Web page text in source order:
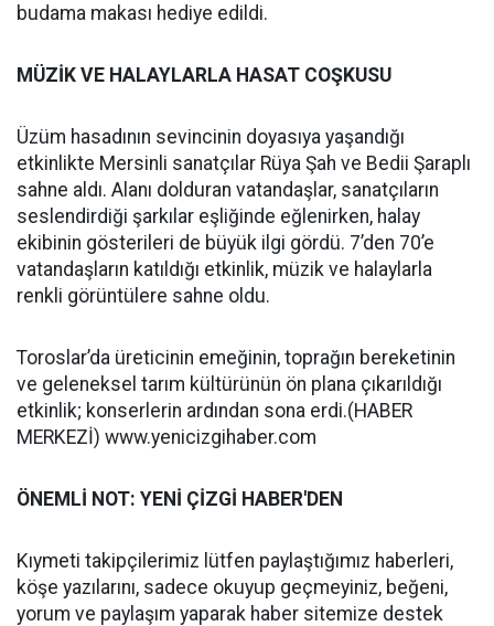
budama makası hediye edildi.
MÜZİK VE HALAYLARLA HASAT COŞKUSU
Üzüm hasadının sevincinin doyasıya yaşandığı
etkinlikte Mersinli sanatçılar Rüya Şah ve Bedii Şaraplı
sahne aldı. Alanı dolduran vatandaşlar, sanatçıların
seslendirdiği şarkılar eşliğinde eğlenirken, halay
ekibinin gösterileri de büyük ilgi gördü. 7’den 70’e
vatandaşların katıldığı etkinlik, müzik ve halaylarla
renkli görüntülere sahne oldu.
Toroslar’da üreticinin emeğinin, toprağın bereketinin
ve geleneksel tarım kültürünün ön plana çıkarıldığı
etkinlik; konserlerin ardından sona erdi.(HABER
MERKEZİ) www.yenicizgihaber.com
ÖNEMLİ NOT: YENİ ÇİZGİ HABER'DEN
Kıymeti takipçilerimiz lütfen paylaştığımız haberleri,
köşe yazılarını, sadece okuyup geçmeyiniz, beğeni,
yorum ve paylaşım yaparak haber sitemize destek